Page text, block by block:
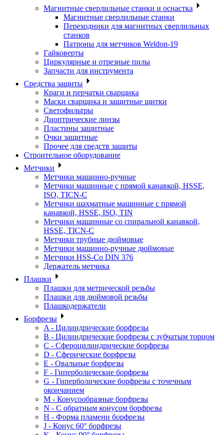
Магнитные сверлильные станки и оснастка
Магнитные сверлильные станки
Переходники для магнитных сверлильных
станков
Патроны для метчиков Weldon-19
Гайковерты
Циркулярные и отрезные пилы
Запчасти для инструмента
Средства защиты
Краги и перчатки сварщика
Маски сварщика и защитные щитки
Светофильтры
Диоптрические линзы
Пластины защитные
Очки защитные
Прочее для средств защиты
Строительное оборудование
Метчики
Метчики машинно-ручные
Метчики машинные с прямой канавкой, HSSE,
ISO, TICN-C
Метчики шахматные машинные с прямой
канавкой, HSSE, ISO, TIN
Метчики машинные со спиральной канавкой,
HSSE, TICN-C
Метчики трубные дюймовые
Метчики машинно-ручные дюймовые
Метчики HSS-Co DIN 376
Держатель метчика
Плашки
Плашки для метрической резьбы
Плашки для дюймовой резьбы
Плашкодержатели
Борфрезы
A - Цилиндрические борфрезы
B - Цилиндрические борфрезы с зубчатым торцом
C - Сфероцилиндрические борфрезы
D - Сферические борфрезы
E - Овальные борфрезы
F - Гиперболические борфрезы
G - Гиперболические борфрезы с точечным
окончанием
M - Конусообразные борфрезы
N - С обратным конусом борфрезы
H - Форма пламени борфрезы
J - Конус 60° борфрезы